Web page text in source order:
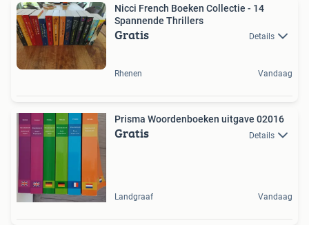
Nicci French Boeken Collectie - 14
Spannende Thrillers
Gratis Details
Rhenen Vandaag
Prisma Woordenboeken uitgave 02016
Gratis Details
Landgraaf Vandaag